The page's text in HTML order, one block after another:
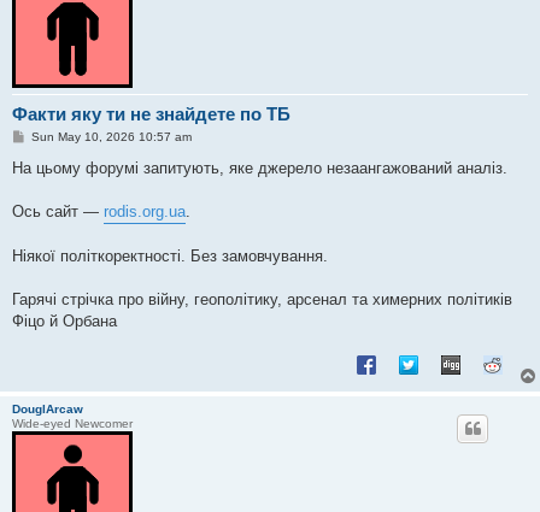
Факти яку ти не знайдете по ТБ
P
s
Sun May 10, 2026 10:57 am
На цьому форумі запитують, яке джерело незаангажований аналіз.
Ось сайт — rodis.org.ua.
Ніякої політкоректності. Без замовчування.
Гарячі стрічка про війну, геополітику, арсенал та химерних політиків
Фіцо й Орбана
DouglArcaw
Wide-eyed Newcomer